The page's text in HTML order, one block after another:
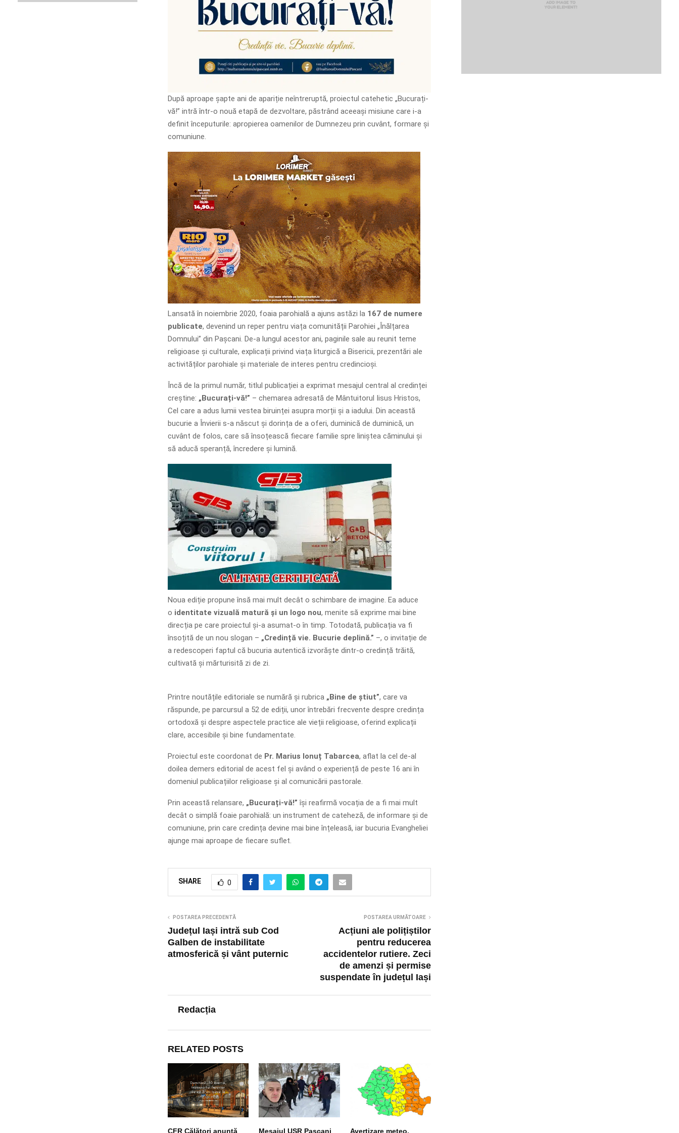
După aproape șapte ani de apariție neîntreruptă, proiectul catehetic „Bucurați-
vă!” intră într-o nouă etapă de dezvoltare, păstrând aceeași misiune care i-a
definit începuturile: apropierea oamenilor de Dumnezeu prin cuvânt, formare și
comuniune.
Lansată în noiembrie 2020, foaia parohială a ajuns astăzi la 167 de numere
publicate, devenind un reper pentru viața comunității Parohiei „Înălțarea
Domnului” din Pașcani. De-a lungul acestor ani, paginile sale au reunit teme
religioase și culturale, explicații privind viața liturgică a Bisericii, prezentări ale
activităților parohiale și materiale de interes pentru credincioși.
Încă de la primul număr, titlul publicației a exprimat mesajul central al credinței
creștine: „Bucurați-vă!” – chemarea adresată de Mântuitorul Iisus Hristos,
Cel care a adus lumii vestea biruinței asupra morții și a iadului. Din această
bucurie a Învierii s-a născut și dorința de a oferi, duminică de duminică, un
cuvânt de folos, care să însoțească fiecare familie spre liniștea căminului și
să aducă speranță, încredere și lumină.
Noua ediție propune însă mai mult decât o schimbare de imagine. Ea aduce
o identitate vizuală matură și un logo nou, menite să exprime mai bine
direcția pe care proiectul și-a asumat-o în timp. Totodată, publicația va fi
însoțită de un nou slogan – „Credință vie. Bucurie deplină.” –, o invitație de
a redescoperi faptul că bucuria autentică izvorăște dintr-o credință trăită,
cultivată și mărturisită zi de zi.
Printre noutățile editoriale se numără și rubrica „Bine de știut”, care va
răspunde, pe parcursul a 52 de ediții, unor întrebări frecvente despre credința
ortodoxă și despre aspectele practice ale vieții religioase, oferind explicații
clare, accesibile și bine fundamentate.
Proiectul este coordonat de Pr. Marius Ionuț Tabarcea, aflat la cel de-al
doilea demers editorial de acest fel și având o experiență de peste 16 ani în
domeniul publicațiilor religioase și al comunicării pastorale.
Prin această relansare, „Bucurați-vă!” își reafirmă vocația de a fi mai mult
decât o simplă foaie parohială: un instrument de cateheză, de informare și de
comuniune, prin care credința devine mai bine înțeleasă, iar bucuria Evangheliei
ajunge mai aproape de fiecare suflet.
SHARE 0
POSTAREA PRECEDENTĂ
Județul Iași intră sub Cod
Galben de instabilitate
atmosferică și vânt puternic
POSTAREA URMĂTOARE
Acțiuni ale polițiștilor
pentru reducerea
accidentelor rutiere. Zeci
de amenzi și permise
suspendate în județul Iași
Redacția
RELATED POSTS
CFR Călători anunță Mesajul USR Pașcani Avertizare meteo.